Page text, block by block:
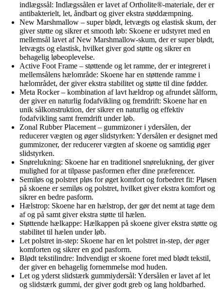
indlægssål: Indlægssålen er lavet af Ortholite®-materiale, der er
antibakterielt, let, åndbart og giver ekstra støddæmpning.
New Marshmallow – super blødt, letvægts og elastisk skum, der
giver støtte og sikrer et smooth løb: Skoene er udstyret med en
mellemsål lavet af New Marshmallow-skum, der er super blødt,
letvægts og elastisk, hvilket giver god støtte og sikrer en
behagelig løbeoplevelse.
Active Foot Frame – støttende og let ramme, der er integreret i
mellemsålens hælområde: Skoene har en støttende ramme i
hælområdet, der giver ekstra stabilitet og støtte til dine fødder.
Meta Rocker – kombination af lavt hældrop og afrundet sålform,
der giver en naturlig fodafvikling og fremdrift: Skoene har en
unik sålkonstruktion, der sikrer en naturlig og effektiv
fodafvikling samt fremdrift under løb.
Zonal Rubber Placement – gummizoner i ydersålen, der
reducerer vægten og øger slidstyrken: Ydersålen er designet med
gummizoner, der reducerer vægten af skoene og samtidig øger
slidstyrken.
Snørelukning: Skoene har en traditionel snørelukning, der giver
mulighed for at tilpasse pasformen efter dine præferencer.
Semiløs og polstret pløs for øget komfort og forbedret fit: Pløsen
på skoene er semiløs og polstret, hvilket giver ekstra komfort og
sikrer en bedre pasform.
Hælstrop: Skoene har en hælstrop, der gør det nemt at tage dem
af og på samt giver ekstra støtte til hælen.
Støttende hælkappe: Hælkappen på skoene giver ekstra støtte og
stabilitet til hælen under løb.
Let polstret in-step: Skoene har en let polstret in-step, der øger
komforten og sikrer en god pasform.
Blødt tekstilindre: Indvendigt er skoene foret med blødt tekstil,
der giver en behagelig fornemmelse mod huden.
Let og yderst slidstærk gummiydersål: Ydersålen er lavet af let
og slidstærk gummi, der giver godt greb og lang holdbarhed.